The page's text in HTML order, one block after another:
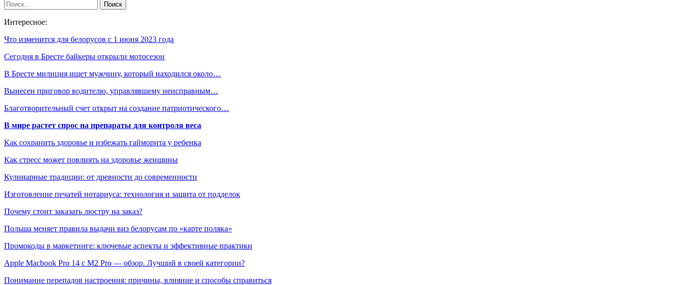
Интересное:
Что изменится для белорусов с 1 июня 2023 года
Сегодня в Бресте байкеры открыли мотосезон
В Бресте милиция ищет мужчину, который находился около…
Вынесен приговор водителю, управлявшему неисправным…
Благотворительный счет открыт на создание патриотического…
В мире растет спрос на препараты для контроля веса
Как сохранить здоровье и избежать гайморита у ребенка
Как стресс может повлиять на здоровье женщины
Кулинарные традиции: от древности до современности
Изготовление печатей нотариуса: технология и защита от подделок
Почему стоит заказать люстру на заказ?
Польша меняет правила выдачи виз белорусам по «карте поляка»
Промокоды в маркетинге: ключевые аспекты и эффективные практики
Apple Macbook Pro 14 с M2 Pro — обзор. Лучший в своей категории?
Понимание перепадов настроения: причины, влияние и способы справиться